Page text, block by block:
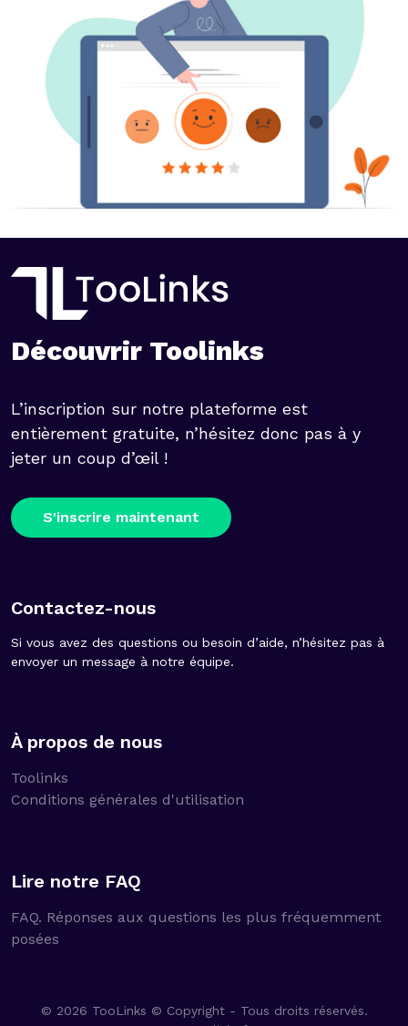
Découvrir Toolinks
L’inscription sur notre plateforme est
entièrement gratuite, n’hésitez donc pas à y
jeter un coup d’œil !
S'inscrire maintenant
Contactez-nous
Si vous avez des questions ou besoin d’aide, n’hésitez pas à
envoyer un message à notre équipe.
À propos de nous
Toolinks
Conditions générales d'utilisation
Lire notre FAQ
FAQ. Réponses aux questions les plus fréquemment
posées
© 2026 TooLinks © Copyright - Tous droits réservés.